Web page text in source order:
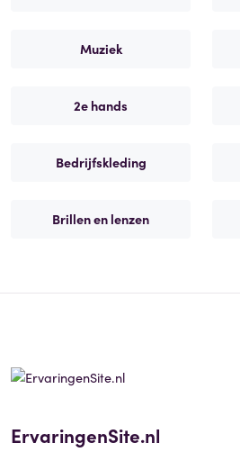
Muziek
2e hands
Bedrijfskleding
Brillen en lenzen
ErvaringenSite.nl